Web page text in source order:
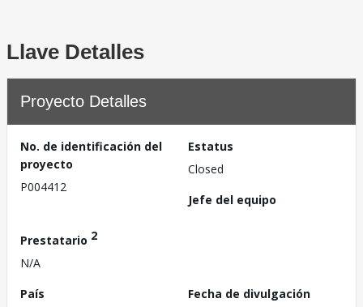
Llave Detalles
Proyecto Detalles
No. de identificación del
proyecto
P004412
Estatus
Closed
Jefe del equipo
Prestatario 2
N/A
País
Fecha de divulgación